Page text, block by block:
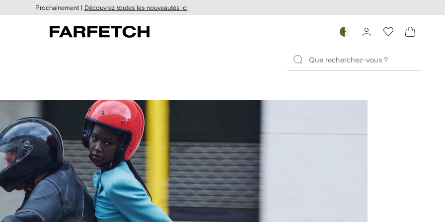
Prochainement | Découvrez toutes les nouveautés ici